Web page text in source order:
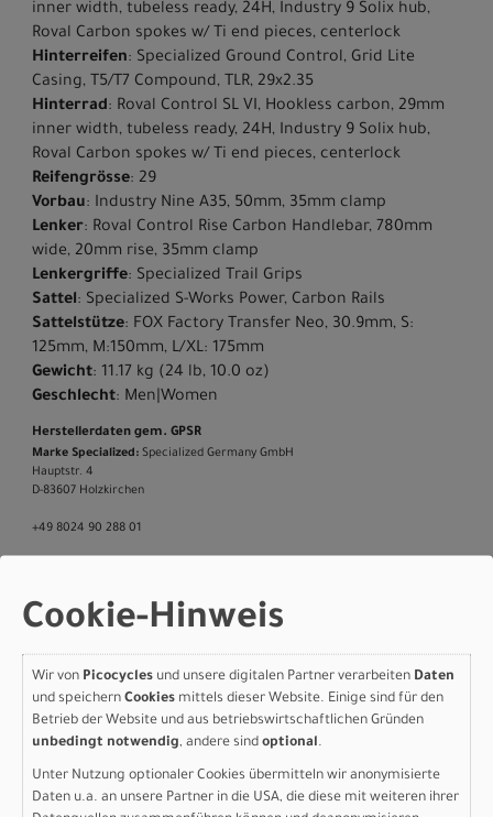
inner width, tubeless ready, 24H, Industry 9 Solix hub,
Roval Carbon spokes w/ Ti end pieces, centerlock
Hinterreifen: Specialized Ground Control, Grid Lite
Casing, T5/T7 Compound, TLR, 29x2.35
Hinterrad: Roval Control SL VI, Hookless carbon, 29mm
inner width, tubeless ready, 24H, Industry 9 Solix hub,
Roval Carbon spokes w/ Ti end pieces, centerlock
Reifengrösse: 29
Vorbau: Industry Nine A35, 50mm, 35mm clamp
Lenker: Roval Control Rise Carbon Handlebar, 780mm
wide, 20mm rise, 35mm clamp
Lenkergriffe: Specialized Trail Grips
Sattel: Specialized S-Works Power, Carbon Rails
Sattelstütze: FOX Factory Transfer Neo, 30.9mm, S:
125mm, M:150mm, L/XL: 175mm
Gewicht: 11.17 kg (24 lb, 10.0 oz)
Geschlecht: Men|Women
Herstellerdaten gem. GPSR
Marke Specialized: Specialized Germany GmbH
Hauptstr. 4
D-83607 Holzkirchen
+49 8024 90 288 01
Specialized S-Works Epic
8 EVO - Shimano XTR Di2,
Cookie-Hinweis
Wir von Picocycles und unsere digitalen Partner verarbeiten Daten
und speichern Cookies mittels dieser Website. Einige sind für den
Betrieb der Website und aus betriebswirtschaftlichen Gründen
unbedingt notwendig, andere sind optional.
Unter Nutzung optionaler Cookies übermitteln wir anonymisierte
Daten u.a. an unsere Partner in die USA, die diese mit weiteren ihrer